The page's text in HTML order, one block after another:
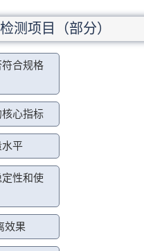
检测项目（部分）
合规格
心指标
水平
性和使
效果